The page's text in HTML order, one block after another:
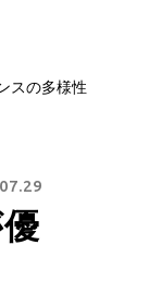
スの多様性